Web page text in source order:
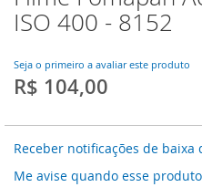
para
o
da
Galeria
ISO 400 - 8152
Seja o primeiro a avaliar este produto
R$ 104,00
Receber notificações de baixa
Me avise quando esse